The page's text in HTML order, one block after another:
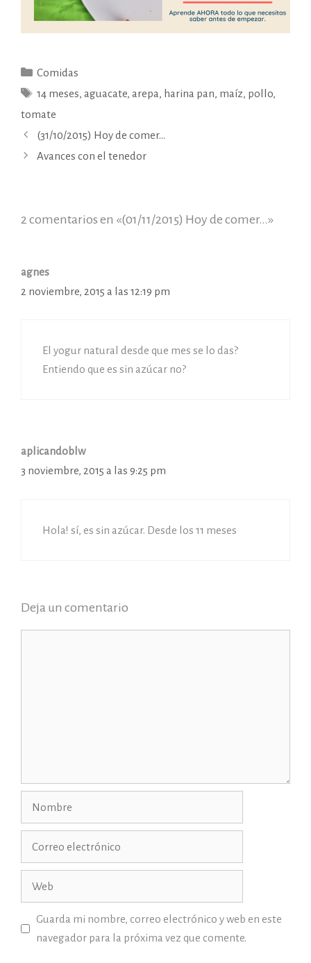
Categorías
Comidas
Etiquetas
14 meses,aguacate,arepa, harina pan, maíz, pollo,
tomate
(31/10/2015) Hoy de comer…
Avances con el tenedor
2 comentarios en «(01/11/2015) Hoy de comer…»
agnes
2 noviembre, 2015 a las 12:19 pm
El yogur natural desde que mes se lo das?
Entiendo que es sin azúcar no?
aplicandoblw
3 noviembre, 2015 a las 9:25 pm
Hola! sí, es sin azúcar. Desde los 11 meses
Deja un comentario
Guarda mi nombre, correo electrónico y web en este
navegador para la próxima vez que comente.